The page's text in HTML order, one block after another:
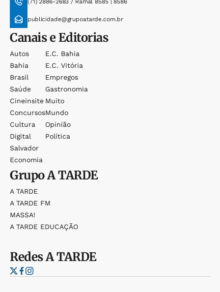
(71) 2886-2683 / Ramal 8585 | 8586
publicidade@grupoatarde.com.br
Canais e Editorias
Autos
Bahia
Brasil
Saúde
Cineinsite
Concursos
Cultura
Digital
Salvador
Economia
E.c. Bahia
E.c. Vitória
Empregos
Gastronomia
Muito
Mundo
Opinião
Política
GrupoA TARDE
A TARDE
A TARDE FM
MASSA!
A TARDE EDUCAÇÃO
RedesA TARDE